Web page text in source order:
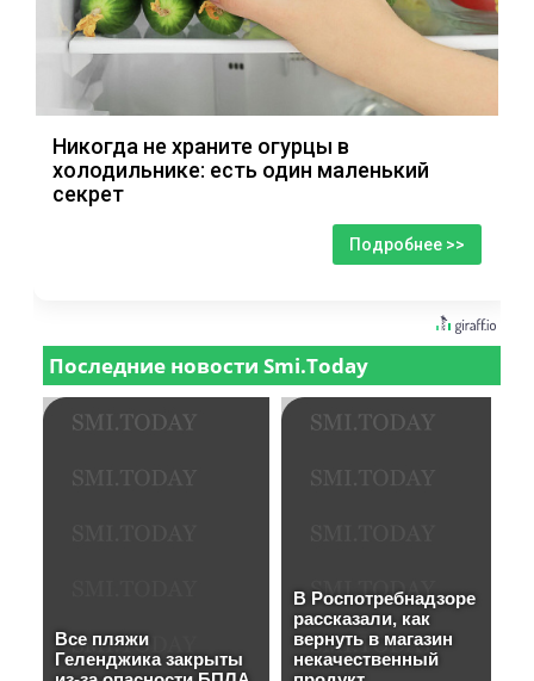
Никогда не храните огурцы в
холодильнике: есть один маленький
секрет
Подробнее >>